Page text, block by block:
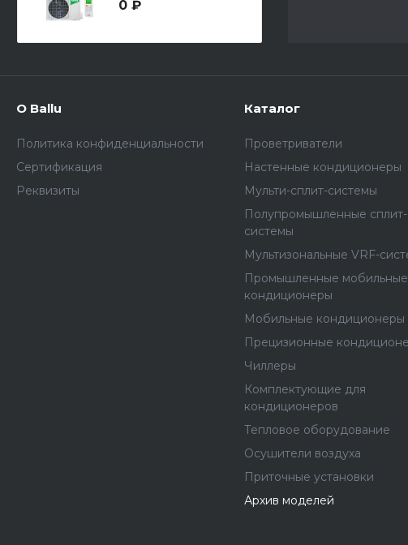
0 ₽
О Ballu
Политика конфиденциальности
Сертификация
Реквизиты
Каталог
Проветриватели
Настенные кондиционеры
Мульти-сплит-системы
Полупромышленные сплит-
системы
Мультизональные VRF-
Промышленные мобильные
кондиционеры
Мобильные кондиционеры
Прецизионные
Чиллеры
Комплектующие для
кондиционеров
Тепловое оборудование
Осушители воздуха
Приточные установки
Архив моделей